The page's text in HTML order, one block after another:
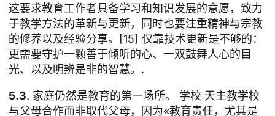
这要求教育工作者具备学习和知识发展的意愿，致力
于教学方法的革新与更新，同时也要注重精神与宗教
的修养以及经验分享。[15] 仅靠技术更新是不够的：
更需要守护一颗善于倾听的心、一双鼓舞人心的目
光、以及明辨是非的智慧。.
5.3. 家庭仍然是教育的第一场所。 学校 天主教学校
与父母合作而非取代父母，因为«教育责任，尤其是